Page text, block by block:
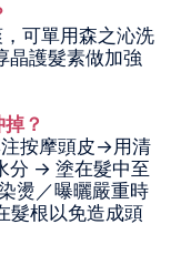
可單用森之沁洗
晶護髮素做加強
？
按摩頭皮→用清
分 → 塗在髮中至
燙／曝曬嚴重時
髮根以免造成頭